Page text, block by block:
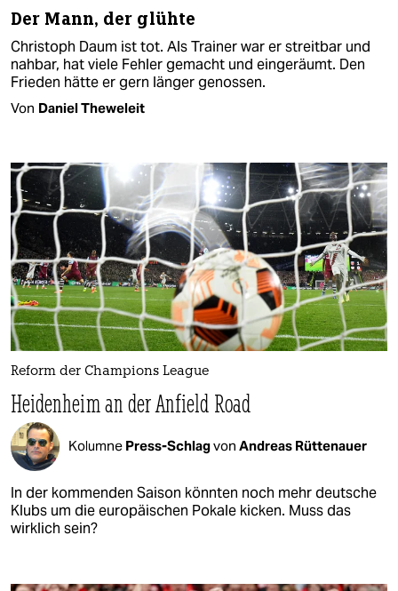
Der Mann, der glühte
Christoph Daum ist tot. Als Trainer war er streitbar und
nahbar, hat viele Fehler gemacht und eingeräumt. Den
Frieden hätte er gern länger genossen.
Von Daniel Theweleit
Reform der Champions League
Heidenheim an der Anfield Road
Kolumne Press-Schlagvon Andreas Rüttenauer
In der kommenden Saison könnten noch mehr deutsche
Klubs um die europäischen Pokale kicken. Muss das
wirklich sein?